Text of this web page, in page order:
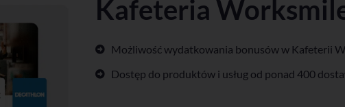
Kafeteria
Możliwość wydatkowania bonusów w Kafeterii
Dostęp do produktów i usług od ponad 400